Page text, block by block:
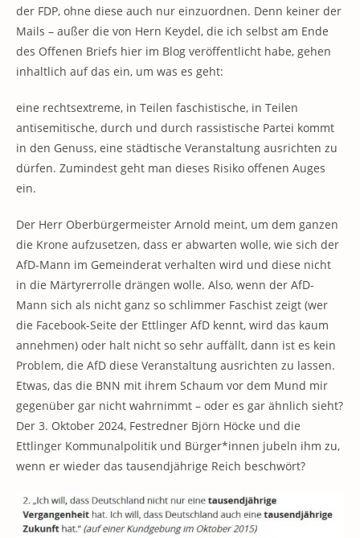
der FDP, ohne diese auch nur einzuordnen. Denn keiner der
Mails – außer die von Hern Keydel, die ich selbst am Ende
des Offenen Briefs hier im Blog veröffentlicht habe, gehen
inhaltlich auf das ein, um was es geht:
eine rechtsextreme, in Teilen faschistische, in Teilen
antisemitische, durch und durch rassistische Partei kommt
in den Genuss, eine städtische Veranstaltung ausrichten zu
dürfen. Zumindest geht man dieses Risiko offenen Auges
ein.
Der Herr Oberbürgermeister Arnold meint, um dem ganzen
die Krone aufzusetzen, dass er abwarten wolle, wie sich der
AfD-Mann im Gemeinderat verhalten wird und diese nicht
in die Märtyrerrolle drängen wolle. Also, wenn der AfD-
Mann sich als nicht ganz so schlimmer Faschist zeigt (wer
die Facebook-Seite der Ettlinger AfD kennt, wird das kaum
annehmen) oder halt nicht so sehr auffällt, dann ist es kein
Problem, die AfD diese Veranstaltung ausrichten zu lassen.
Etwas, das die BNN mit ihrem Schaum vor dem Mund mir
gegenüber gar nicht wahrnimmt – oder es gar ähnlich sieht?
Der 3. Oktober 2024, Festredner Björn Höcke und die
Ettlinger Kommunalpolitik und Bürger*innen jubeln ihm zu,
wenn er wieder das tausendjährige Reich beschwört?